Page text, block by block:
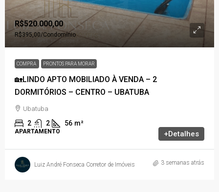
R$520.000,00
R$395,00/Condomínio
COMPRA PRONTOS PARA MORAR
🏡LINDO APTO MOBILIADO À VENDA – 2
DORMITÓRIOS – CENTRO – UBATUBA
Ubatuba
2 2 56 m²
APARTAMENTO +Detalhes
Luiz André Fonseca Corretor de Imóveis 3 semanas atrás